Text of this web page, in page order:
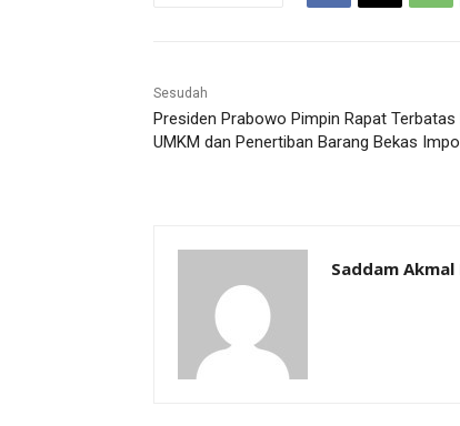
Sesudah
Presiden Prabowo Pimpin Rapat Terbatas
UMKM dan Penertiban Barang Bekas
Saddam Akmal